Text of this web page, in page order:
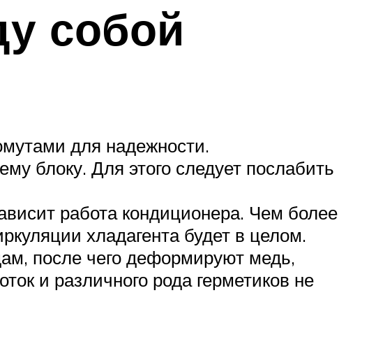
собой
для надежности.
блоку. Для этого следует послабить
работа кондиционера. Чем более
хладагента будет в целом.
после чего деформируют медь,
и различного рода герметиков не